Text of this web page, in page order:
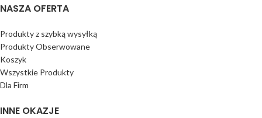
NASZA OFERTA
Produkty z szybką wysyłką
Produkty Obserwowane
Koszyk
Wszystkie Produkty
Dla Firm
INNE OKAZJE